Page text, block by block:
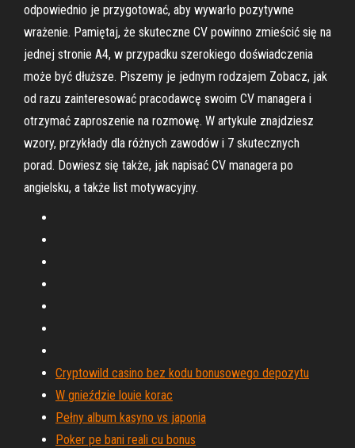
odpowiednio je przygotować, aby wywarło pozytywne
wrażenie. Pamiętaj, że skuteczne CV powinno zmieścić się na
jednej stronie A4, w przypadku szerokiego doświadczenia
może być dłuższe. Piszemy je jednym rodzajem Zobacz, jak
od razu zainteresować pracodawcę swoim CV managera i
otrzymać zaproszenie na rozmowę. W artykule znajdziesz
wzory, przykłady dla różnych zawodów i 7 skutecznych
porad. Dowiesz się także, jak napisać CV managera po
angielsku, a także list motywacyjny.
Cryptowild casino bez kodu bonusowego depozytu
W gnieździe louie korac
Pełny album kasyno vs japonia
Poker pe bani reali cu bonus